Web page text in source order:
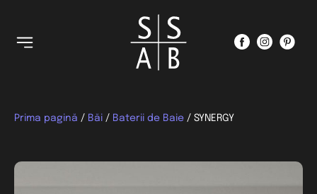
Prima pagină / Băi / Baterii de Baie / SYNERGY